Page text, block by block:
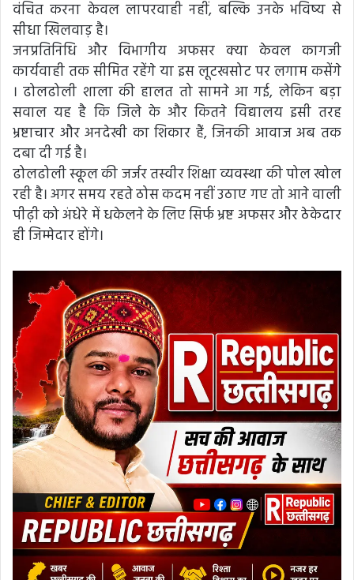
वंचित करना केवल लापरवाही नहीं, बल्कि उनके भविष्य से
सीधा खिलवाड़ है।
जनप्रतिनिधि और विभागीय अफसर क्या केवल कागजी
कार्यवाही तक सीमित रहेंगे या इस लूटखसोट पर लगाम कसेंगे
। ढोलढोली शाला की हालत तो सामने आ गई, लेकिन बड़ा
सवाल यह है कि जिले के और कितने विद्यालय इसी तरह
भ्रष्टाचार और अनदेखी का शिकार हैं, जिनकी आवाज अब तक
दबा दी गई है।
ढोलढोली स्कूल की जर्जर तस्वीर शिक्षा व्यवस्था की पोल खोल
रही है। अगर समय रहते ठोस कदम नहीं उठाए गए तो आने वाली
पीढ़ी को अंधेरे में धकेलने के लिए सिर्फ भ्रष्ट अफसर और ठेकेदार
ही जिम्मेदार होंगे।